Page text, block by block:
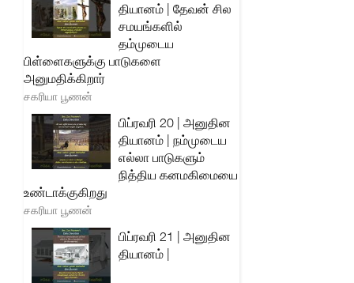
தியானம் | தேவன் சில
சமயங்களில்
தம்முடைய
பிள்ளைகளுக்கு பாடுகளை
அனுமதிக்கிறார்
சகரியா பூணன்
பிப்ரவரி 20 | அனுதின
தியானம் | நம்முடைய
எல்லா பாடுகளும்
நித்திய கனமகிமையை
உண்டாக்குகிறது
சகரியா பூணன்
பிப்ரவரி 21 | அனுதின
தியானம் |